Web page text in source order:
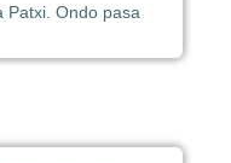
Patxi. Ondo pasa